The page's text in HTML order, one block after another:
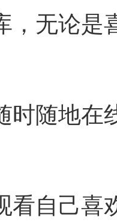
，无论是
时随地在
看自己喜